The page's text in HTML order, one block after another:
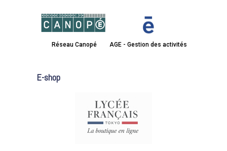
Réseau Canopé AGE - Gestion des activités
E-shop